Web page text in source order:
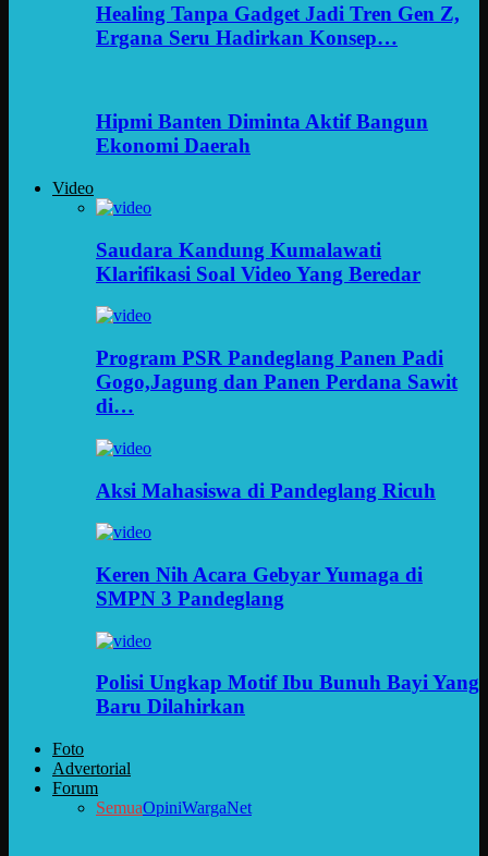
Healing Tanpa Gadget Jadi Tren Gen Z,
Ergana Seru Hadirkan Konsep…
Hipmi Banten Diminta Aktif Bangun
Ekonomi Daerah
Video
Saudara Kandung Kumalawati
Klarifikasi Soal Video Yang Beredar
Program PSR Pandeglang Panen Padi
Gogo,Jagung dan Panen Perdana Sawit
di…
Aksi Mahasiswa di Pandeglang Ricuh
Keren Nih Acara Gebyar Yumaga di
SMPN 3 Pandeglang
Polisi Ungkap Motif Ibu Bunuh Bayi Yang
Baru Dilahirkan
Foto
Advertorial
Forum
SemuaOpiniWargaNet